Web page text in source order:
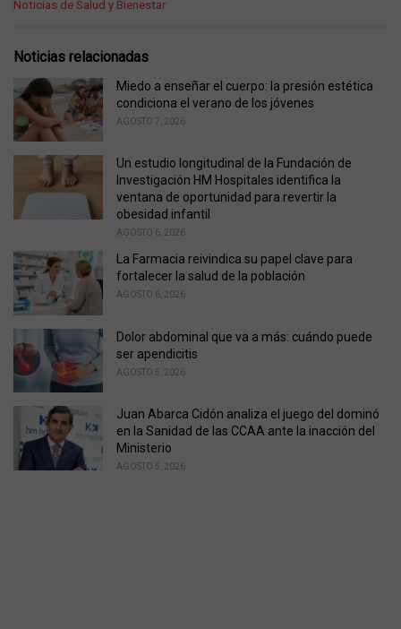
C
e
r
e
Noticias de Salud y Bienestar
Noticias relacionadas
Miedo a enseñar el cuerpo: la presión estética
condiciona el verano de los jóvenes
AGOSTO 7, 2026
Un estudio longitudinal de la Fundación de
Investigación HM Hospitales identifica la
ventana de oportunidad para revertir la
obesidad infantil
AGOSTO 6, 2026
La Farmacia reivindica su papel clave para
fortalecer la salud de la población
AGOSTO 6, 2026
Dolor abdominal que va a más: cuándo puede
ser apendicitis
AGOSTO 5, 2026
Juan Abarca Cidón analiza el juego del dominó
en la Sanidad de las CCAA ante la inacción del
Ministerio
AGOSTO 5, 2026